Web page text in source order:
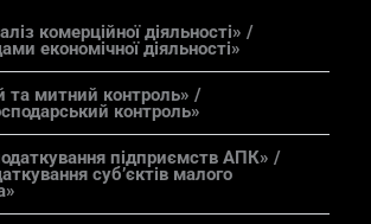
комерційної діяльності» /
економічної діяльності»
та митний контроль» /
контроль»
підприємств АПК» /
суб’єктів малого